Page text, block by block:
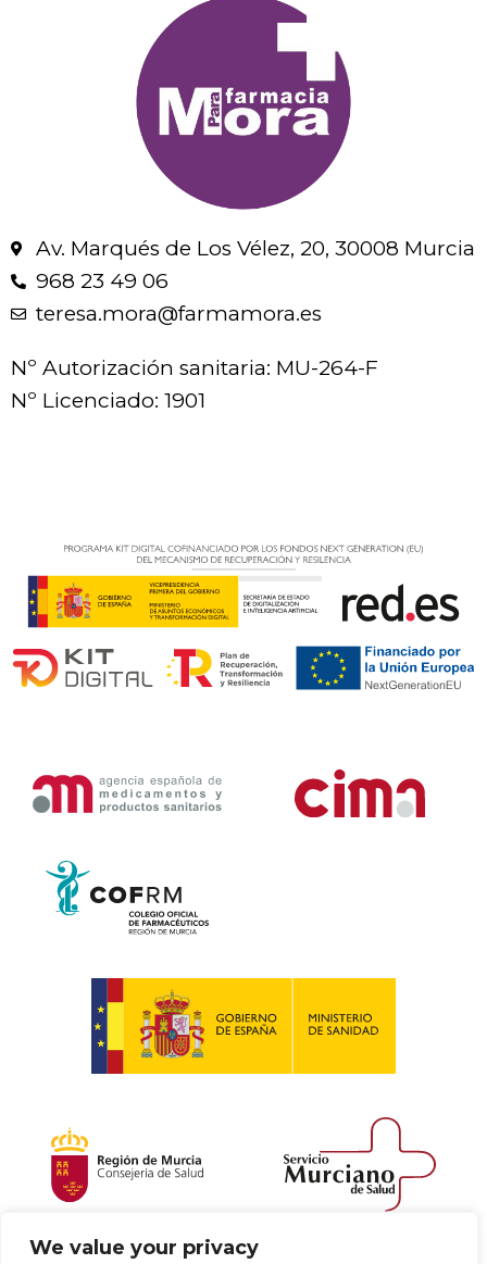
We value your privacy
Av. Marqués de Los Vélez, 20, 30008 Murcia
968 23 49 06
teresa.mora@farmamora.es
Nº Autorización sanitaria: MU-264-F
Nº Licenciado: 1901